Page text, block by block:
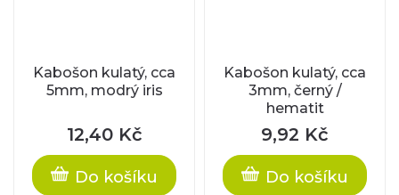
Kabošon kulatý, cca
5mm, modrý iris
12,40 Kč
Do košíku
Kabošon kulatý, cca
3mm, černý /
hematit
9,92 Kč
Do košíku